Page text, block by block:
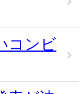
コンビ